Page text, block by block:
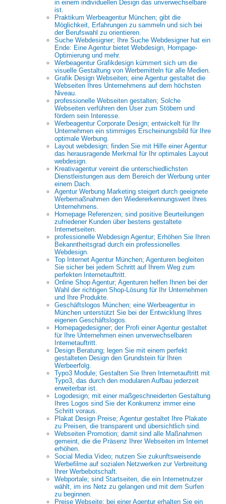
in einem individuellen Design das unverwechselbare
ist.
Praktikum Werbeagentur München; gibt die
Möglichkeit, Erfahrungen zu sammeln und sich bei
der Berufswahl zu orientieren.
Suche Webdesigner; Ihre Suche Webdesigner hat ein
Ende: Eine Agentur bietet Webdesign, Hompage-
Optimierung und mehr.
Werbeagentur Grafikdesign kümmert sich um die
visuelle Gestaltung von Werbemitteln für alle Medien.
Grafik Design Webseiten; eine Agentur gestaltet die
Webseiten Ihres Unternehmens auf dem höchsten
Niveau.
professionelle Webseiten gestalten; Solche
Webseiten verführen den User zum Stöbern und
fördern sein Interesse.
Werbeagentur Corporate Design; entwickelt für Ihr
Unternehmen ein stimmiges Erscheinungsbild für Ihre
optimale Werbung.
Layout webdesign; finden Sie mit Hilfe einer Agentur
das herausragende Merkmal für Ihr optimales Layout
webdesign.
Kreativagentur vereint die unterschiedlichsten
Dienstleistungen aus dem Bereich der Werbung unter
einem Dach.
Agentur Werbung Marketing steigert durch geeignete
Werbemaßnahmen den Wiedererkennungswert Ihres
Unternehmens.
Homepage Referenzen; sind positive Beurteilungen
zufriedener Kunden über bestens gestaltete
Internetseiten.
professionelle Webdesign Agentur; Erhöhen Sie Ihren
Bekanntheitsgrad durch ein professionelles
Webdesign.
Top Internet Agentur München; Agenturen begleiten
Sie sicher bei jedem Schritt auf Ihrem Weg zum
perfekten Internetauftritt.
Online Shop Agentur; Agenturen helfen Ihnen bei der
Wahl der richtigen Shop-Lösung für Ihr Unternehmen
und Ihre Produkte.
Geschäftslogos München; eine Werbeagentur in
München unterstützt Sie bei der Entwicklung Ihres
eigenen Geschäftslogos.
Homepagedesigner; der Profi einer Agentur gestaltet
für Ihre Unternehmen einen unverwechselbaren
Internetauftritt.
Design Beratung; legen Sie mit einem perfekt
gestalteten Design den Grundstein für Ihren
Werbeerfolg.
Typo3 Module; Gestalten Sie Ihren Internetauftritt mit
Typo3, das durch den modularen Aufbau jederzeit
erweiterbar ist.
Logodesign; mit einer maßgeschneiderten Gestaltung
Ihres Logos sind Sie der Konkurrenz immer eine
Schritt voraus.
Plakat Design Preise; Agentur gestaltet Ihre Plakate
zu Preisen, die transparent und übersichtlich sind.
Webseiten Promotion; damit sind alle Maßnahmen
gemeint, die die Präsenz Ihrer Webseiten im Internet
erhöhen.
Social Media Video; nutzen Sie zukunftsweisende
Werbefilme auf sozialen Netzwerken zur Verbreitung
Ihrer Werbebotschaft.
Webportale; sind Startseiten, die ein Internetnutzer
wählt, im ins Netz zu gelangen und mit dem Surfen
zu beginnen.
Preise Webseite; bei einer Agentur erhalten Sie ein